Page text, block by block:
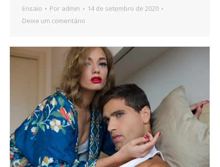
Ensaio Por admin
14 de setembro de 2020
Deixe um comentário